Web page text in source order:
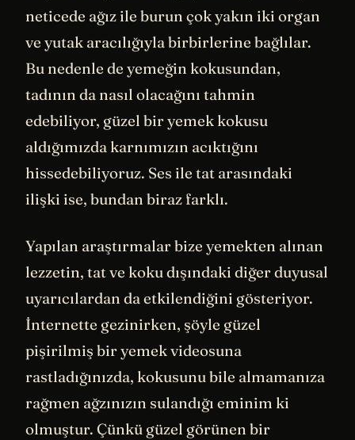
neticede ağız ile burun çok yakın iki organ
ve yutak aracılığıyla birbirlerine bağlılar.
Bu nedenle de yemeğin kokusundan,
tadının da nasıl olacağını tahmin
edebiliyor, güzel bir yemek kokusu
aldığımızda karnımızın acıktığını
hissedebiliyoruz. Ses ile tat arasındaki
ilişki ise, bundan biraz farklı.
Yapılan araştırmalar bize yemekten alınan
lezzetin, tat ve koku dışındaki diğer duyusal
uyarıcılardan da etkilendiğini gösteriyor.
İnternette gezinirken, şöyle güzel
pişirilmiş bir yemek videosuna
rastladığınızda, kokusunu bile almamanıza
rağmen ağzınızın sulandığı eminim ki
olmuştur. Çünkü güzel görünen bir